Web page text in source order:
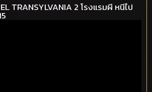
TRANSYLVANIA 2 โรงแรมผี หนีไป